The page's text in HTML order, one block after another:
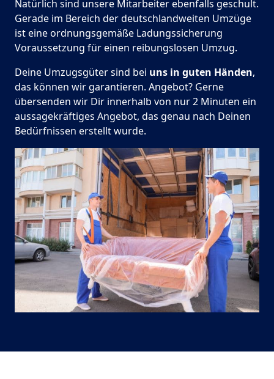
Natürlich sind unsere Mitarbeiter ebenfalls geschult.
Gerade im Bereich der deutschlandweiten Umzüge
ist eine ordnungsgemäße Ladungssicherung
Voraussetzung für einen reibungslosen Umzug.
Deine Umzugsgüter sind bei uns in guten Händen,
das können wir garantieren. Angebot? Gerne
übersenden wir Dir innerhalb von nur 2 Minuten ein
aussagekräftiges Angebot, das genau nach Deinen
Bedürfnissen erstellt wurde.